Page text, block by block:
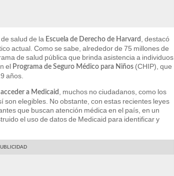
salud de la Escuela de Derecho de Harvard , destacó
actual. Como se sabe, alrededor de 75 millones de
de salud pública que brinda asistencia a individuos
el Programa de Seguro Médico para Niños (CHIP), que
años.
a Medicaid , muchos no ciudadanos, como los
elegibles. No obstante, con estas recientes leyes
que buscan atención médica en el país, en un
el uso de datos de Medicaid para identificar y